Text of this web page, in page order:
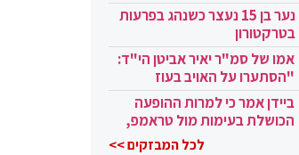
נער בן 15 נעצר כשנהג בפרעות
בטרקטורון
אמו של סמ"ר יאיר אביטן הי"ד:
"הסתערו על האויב בעוז
ובגבורה"
ביידן אמר כי למרות ההופעה
הכושלת בעימות מול טראמפ,
לכל המבזקים >>